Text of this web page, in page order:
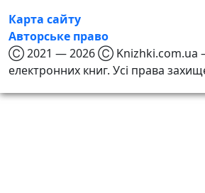
Карта сайту
Авторське право
Ⓒ 2021 — 2026 Ⓒ Knizhki.com.ua —
електронних книг. Усі права